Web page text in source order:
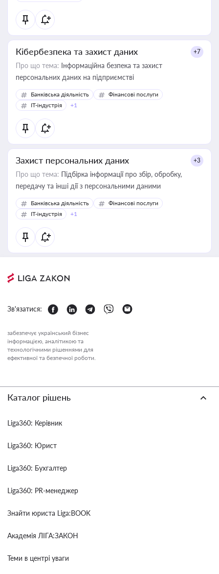
Кібербезпека та захист даних +7
Про що тема: Інформаційна безпека та захист
персональних даних на підприємстві
Банківська діяльність
Фінансові послуги
IT-індустрія
+1
Захист персональних даних +3
Про що тема: Підбірка інформації про збір, обробку,
передачу та інші дії з персональними даними
Банківська діяльність
Фінансові послуги
IT-індустрія
+1
Зв'язатися:
забезпечує український бізнес
інформацією, аналітикою та
технологічними рішеннями для
ефективної та безпечної роботи.
Каталог рішень
Liga360: Керівник
Liga360: Юрист
Liga360: Бухгалтер
Liga360: PR-менеджер
Знайти юриста Liga:BOOK
Академія ЛІГА:ЗАКОН
Теми в центрі уваги